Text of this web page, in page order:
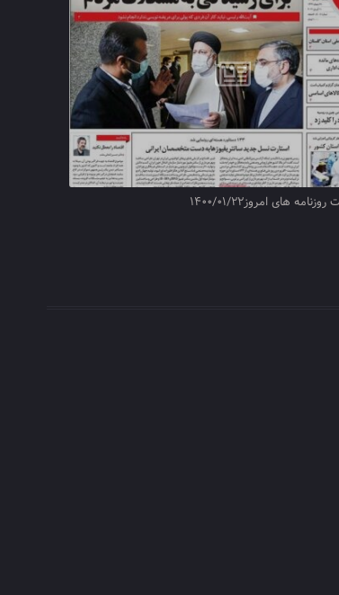
های امروز۱۴۰۰/۰۱/۲۲